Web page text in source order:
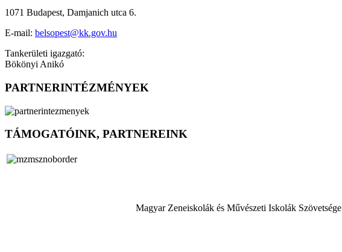
1071 Budapest, Damjanich utca 6.
E-mail: belsopest@kk.gov.hu
Tankerületi igazgató:
Bökönyi Anikó
PARTNERINTÉZMÉNYEK
TÁMOGATÓINK, PARTNEREINK
Magyar Zeneiskolák és Művészeti Iskolák Szövetsége